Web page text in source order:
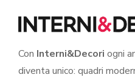
Con Interni&Decori ogni
diventa unico: quadri